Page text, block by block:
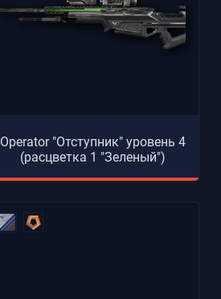
Operator "Отступник" уровень 4
(расцветка 1 "Зеленый")